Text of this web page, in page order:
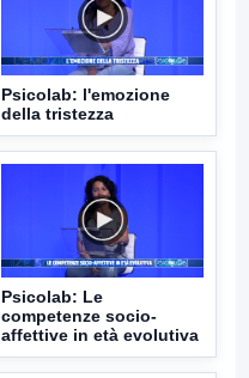
Psicolab: l'emozione
della tristezza
Psicolab: Le
competenze socio-
affettive in età evolutiva